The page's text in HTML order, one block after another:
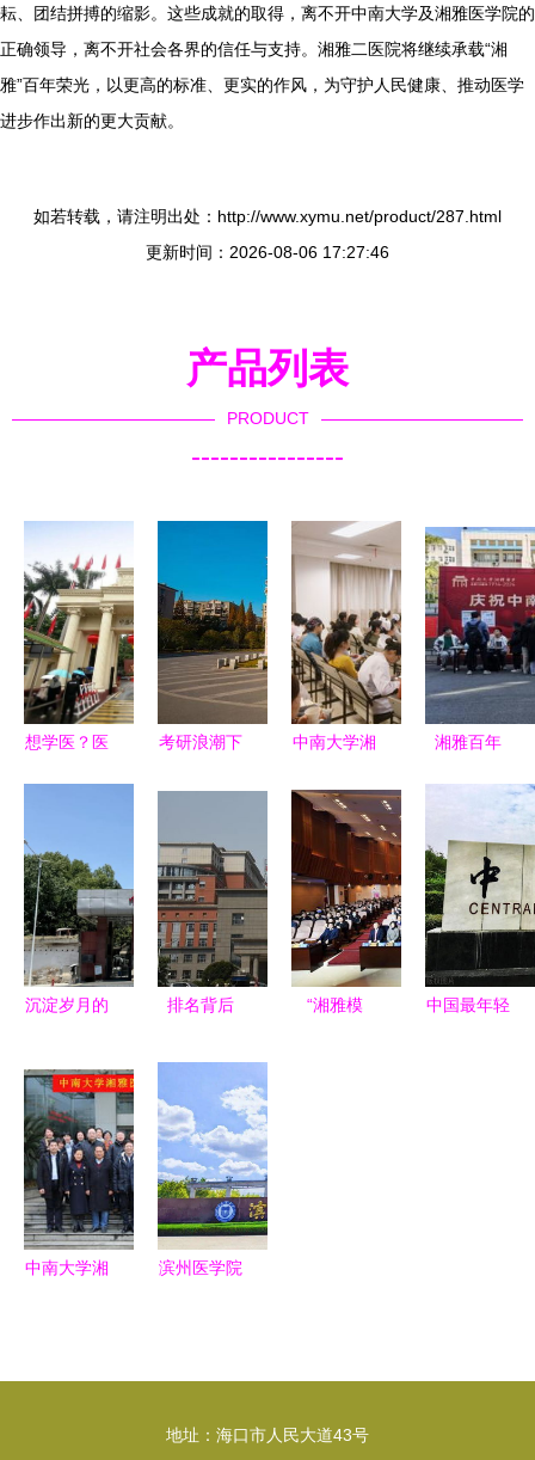
耘、团结拼搏的缩影。这些成就的取得，离不开中南大学及湘雅医学院的
正确领导，离不开社会各界的信任与支持。湘雅二医院将继续承载“湘
雅”百年荣光，以更高的标准、更实的作风，为守护人民健康、推动医学
进步作出新的更大贡献。
如若转载，请注明出处：http://www.xymu.net/product/287.html
更新时间：2026-08-06 17:27:46
产品列表
PRODUCT
----------------
想学医？医
揭秘中南大
学湘雅医学
院的魅力
考研浪潮下
减计划，深
大剧减757
人揭示的结
构性变化
中南大学湘
血护理工作
小组开展临
床输血知识
培训
湘雅百年
辉煌——记
中南大学湘
雅医学院
110周年院
庆系列活动
圆满落幕
沉淀岁月的
——探访中
南大学湘雅
医学院老校
区
排名背后
在哪儿？
“湘雅模
中国最年轻
中南大学湘
滨州医学院
地址：海口市人民大道43号